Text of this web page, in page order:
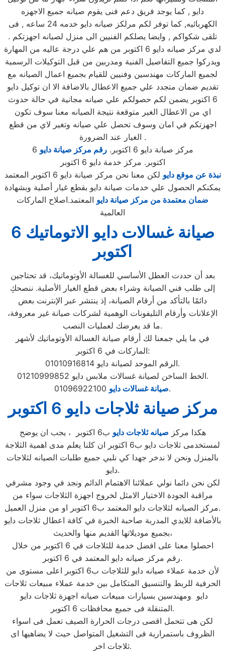
دايو , كما يوجد فريق دعم فنى يقوم صيانه جميع الاجهزه
الكهربائيه, كما توفر لكم مرلكز صيانه دايو خدمه 24 ساعه , فى
تلقى شكواكم , وايضا يصلكم الفنيين الى منزل لصيانه اجهزتكم .
لدي مركز صيانه دايو 6 اكتوبر من هم علي درجة عاليه من المهارة
ويدركوا جميع التفاصيل الفنية ومدربين من قبل التوكيلات الرسمية
لجميع الماركات مهندسين وفنيين للقيام بجميع اعمال الصيانه مع
تقديم ضمان متجدد علي جميع الاعطال بالاضافة الا ان توكيل دايو
6 اكتوبر يضمن لكم حصولكم علي صيانه مجانية في حالة حدوث
اي من الاعطال الغير متوقعة نتيجة الصيانه معنا سوف تكون
اجهزتكم في امان وسوف تحصل علي صيانه وتغير لاي من قطع
الغيار عند الضرورة .
مركز صيانة دايو 6 اكتوبر.
رقم مركز صيانة دايو 6
اكتوبر. مركز خدمة دايو 6 اكتوبر
نبذة عن موقع دايو
لكن معنا نحن مركز صيانة دايو 6 اكتوبر المعتمد
يمكنكم الحصول علي خدمات صيانة دايو بقطع غيار أصلية وبشهادة
ضمان معتمدة من مركز صيانة دايو المعتمد.اصلاح الماركات
العالمية
صيانة غسالات دايو الاتوماتيك 6
اكتوبر
بعد أن حددت العطل الأساسي للغسالة الأوتوماتيك، قد تحتاجين
إلى طلب فني الصيانة وشراء بعض قطع الغيار الأصلية. ننصحكِ
دائمًا بالتأكد من أرقام الصيانة، إذ ينتشر عبر الإنترنت بعض
الإعلانات وأرقام التليفونات الوهمية لشركات صيانة غير معروفة،
ما قد يعرضك لعمليات النصب.
في ما يلي جمعنا لك أرقام صيانة الغسالة الأوتوماتيك لأشهر
الماركات في 6 اكتوبر:
الرقم الموحد لصيانة دايو 01010916814.
الخط الساخن لصيانة غسالات ملابس دايو 01210999852.
صيانة غسالات دايو01096922100.
مركز صيانة ثلاجات دايو 6 اكتوبر
هكذا مركز صيانه ثلاجات دايو
ب6 اكتوبر ، يجب ان يوضح
لمستخدمى ثلاجات دايو ب6 اكتوبر ان كلنا يعلم مدى اهمية الثلاجة
بالمنزل ونحن لا ندخر جهدا كي نلبي جميع طلبات الصيانه لثلاجات
دايو.
لكن نحن دائما نولي عملائنا الاهتمام الدائم ونجد في وجود مشرفي
مراقبة الجودة الاختيار الامثل لخروج اجهزة الثلاجات سواء من
مركز الصيانه لثلاجات دايو المعتمد ب6 اكتوبر او من منزل العميل.
بالأضافة للايدي المدربة صاحبة الخبرة في كافة اعطال ثلاجات دايو
بجميع موديلاتها القديم منها والحديث،
احصلوا معنا على افضل خدمة للثلاجات في 6 اكتوبر من خلال
رقم مركز صيانه دايو المعتمد في 6 اكتوبر.
لأن خدمة عملاء صيانه دايو للثلاجات ب6 اكتوبر اعلى مستوى من
الحرفية للربط والتنسيق المتكامل بين خدمة عملاء مبيعات ثلاجات
دايو ومهندسين بسيارات مبيعات صيانه اجهزة ثلاجات دايو
المتنقلة فى جميع محافظات 6 اكتوبر.
لكن هى تتحمل اقصى درجات الحرارة الصيف تعمل فى اسواء
الظروف باستمرارية فى التشغيل المتواصل حيث لا يضاهيها اى
ثلاجات اخر.